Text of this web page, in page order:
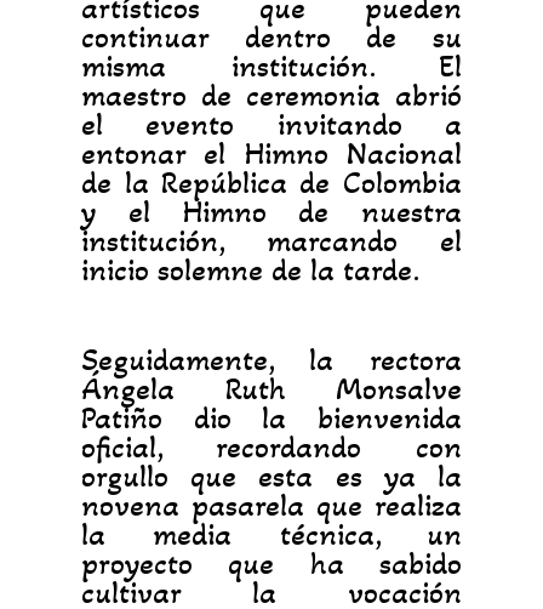
artísticos que pueden
continuar dentro de su
misma institución. El
maestro de ceremonia abrió
el evento invitando a
entonar el Himno Nacional
de la República de Colombia
y el Himno de nuestra
institución, marcando el
inicio solemne de la tarde.
Seguidamente, la rectora
Ángela Ruth Monsalve
Patiño dio la bienvenida
oficial, recordando con
orgullo que esta es ya la
novena pasarela que realiza
la media técnica, un
proyecto que ha sabido
cultivar la vocación